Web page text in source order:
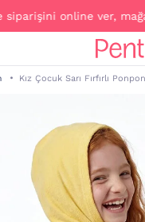
online ver, mağazadan
Kız Çocuk Sarı Fırfırlı